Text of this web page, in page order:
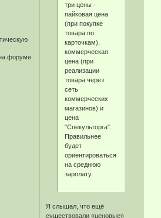
три цены -
пайковая цена
(при покупке
товара по
карточкам),
коммерческая
цена (при
реализации
товара через
сеть
коммерческих
магазинов) и
цена
"Спекульторга".
Правильнее
будет
ориентироваться
на среднюю
зарплату.
Я слышал, что ещё
существовали «ценовые»